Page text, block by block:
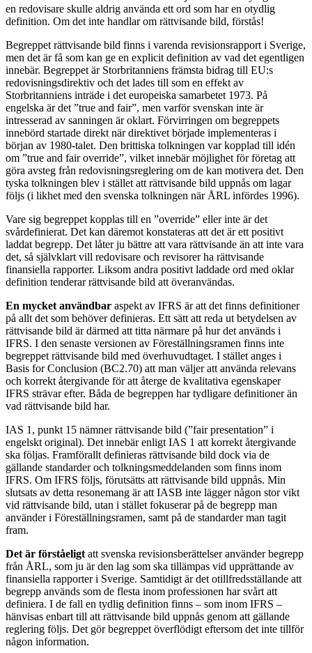
en redovisare skulle aldrig använda ett ord som har en otydlig
definition. Om det inte handlar om rättvisande bild, förstås!
Begreppet rättvisande bild finns i varenda revisionsrapport i Sverige,
men det är få som kan ge en explicit definition av vad det egentligen
innebär. Begreppet är Storbritanniens främsta bidrag till EU:s
redovisningsdirektiv och det lades till som en effekt av
Storbritanniens inträde i det europeiska samarbetet 1973. På
engelska är det ”true and fair”, men varför svenskan inte är
intresserad av sanningen är oklart. Förvirringen om begreppets
innebörd startade direkt när direktivet började implementeras i
början av 1980-talet. Den brittiska tolkningen var kopplad till idén
om ”true and fair override”, vilket innebär möjlighet för företag att
göra avsteg från redovisningsreglering om de kan motivera det. Den
tyska tolkningen blev i stället att rättvisande bild uppnås om lagar
följs (i likhet med den svenska tolkningen när ÅRL infördes 1996).
Vare sig begreppet kopplas till en ”override” eller inte är det
svårdefinierat. Det kan däremot konstateras att det är ett positivt
laddat begrepp. Det låter ju bättre att vara rättvisande än att inte vara
det, så självklart vill redovisare och revisorer ha rättvisande
finansiella rapporter. Liksom andra positivt laddade ord med oklar
definition tenderar rättvisande bild att överanvändas.
En mycket användbar aspekt av IFRS är att det finns definitioner
på allt det som behöver definieras. Ett sätt att reda ut betydelsen av
rättvisande bild är därmed att titta närmare på hur det används i
IFRS. I den senaste versionen av Föreställningsramen finns inte
begreppet rättvisande bild med överhuvudtaget. I stället anges i
Basis for Conclusion (BC2.70) att man väljer att använda relevans
och korrekt återgivande för att återge de kvalitativa egenskaper
IFRS strävar efter. Båda de begreppen har tydligare definitioner än
vad rättvisande bild har.
IAS 1, punkt 15 nämner rättvisande bild (”fair presentation” i
engelskt original). Det innebär enligt IAS 1 att korrekt återgivande
ska följas. Framförallt definieras rättvisande bild dock via de
gällande standarder och tolkningsmeddelanden som finns inom
IFRS. Om IFRS följs, förutsätts att rättvisande bild uppnås. Min
slutsats av detta resonemang är att IASB inte lägger någon stor vikt
vid rättvisande bild, utan i stället fokuserar på de begrepp man
använder i Föreställningsramen, samt på de standarder man tagit
fram.
Det är förståeligt att svenska revisionsberättelser använder begrepp
från ÅRL, som ju är den lag som ska tillämpas vid upprättande av
finansiella rapporter i Sverige. Samtidigt är det otillfredsställande att
begrepp används som de flesta inom professionen har svårt att
definiera. I de fall en tydlig definition finns – som inom IFRS –
hänvisas enbart till att rättvisande bild uppnås genom att gällande
reglering följs. Det gör begreppet överflödigt eftersom det inte tillför
någon information.